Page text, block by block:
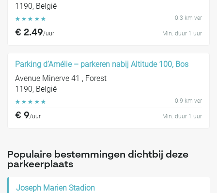
1190, België
☆ ☆ ☆ ☆ ☆ 0.3 km ver
€ 2.49/uur Min. duur 1 uur
Parking d’Amélie – parkeren nabij Altitude 100, Bos
Avenue Minerve 41 , Forest
1190, België
☆ ☆ ☆ ☆ ☆ 0.9 km ver
€ 9/uur Min. duur 1 uur
Populaire bestemmingen dichtbij deze
parkeerplaats
Joseph Marien Stadion